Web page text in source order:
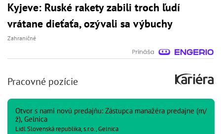
Kyjeve: Ruské rakety zabili troch ľudí
vrátane dieťaťa, ozývali sa výbuchy
Zahraničné
Pracovné pozície
Otvor s nami novú predajňu: Zástupca manažéra predajne (m/
ž), Gelnica
Lidl Slovenská republika, s.r.o., Gelnica